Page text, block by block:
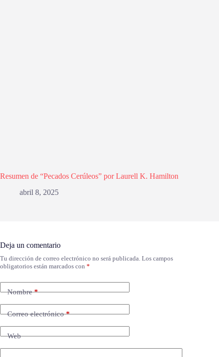
Resumen de “Pecados Cerúleos” por Laurell K. Hamilton
abril 8, 2025
Deja un comentario
Tu dirección de correo electrónico no será publicada. Los campos
obligatorios están marcados con *
Nombre*
Correo electrónico*
Web